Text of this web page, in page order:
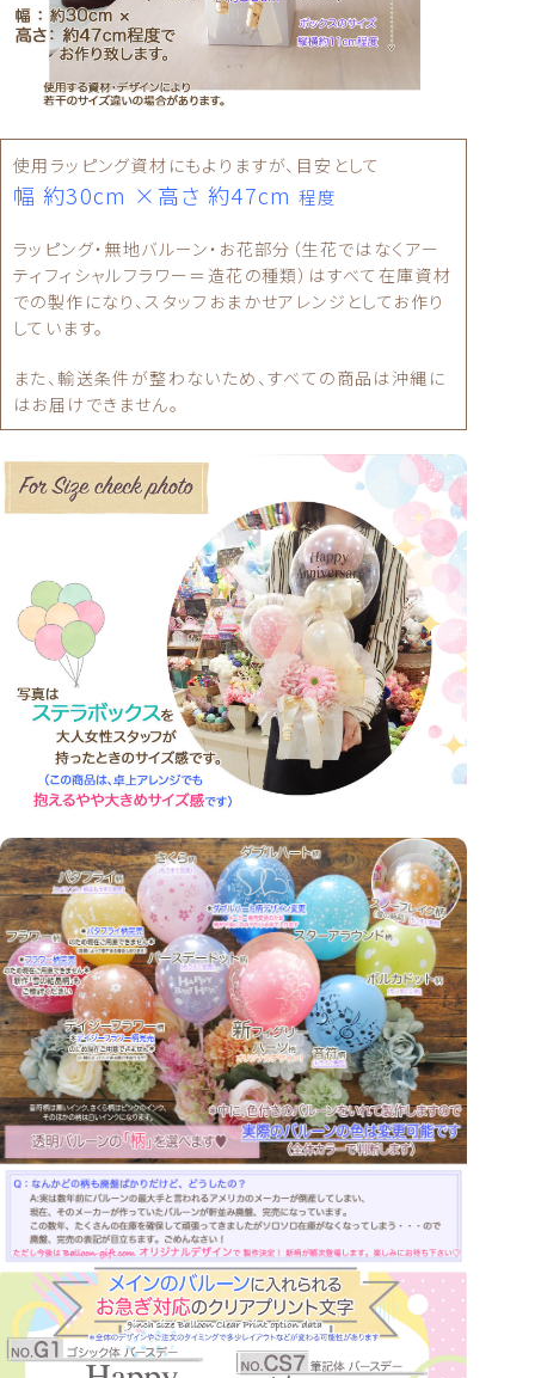
使用ラッピング資材にもよりますが、目安として
幅 約30cm ×高さ 約47cm程度
ラッピング・無地バルーン・お花部分（生花ではなくアー
ティフィシャルフラワー＝造花の種類）はすべて在庫資材
での製作になり、スタッフおまかせアレンジとしてお作り
しています。
また、輸送条件が整わないため、すべての商品は沖縄に
はお届けできません。